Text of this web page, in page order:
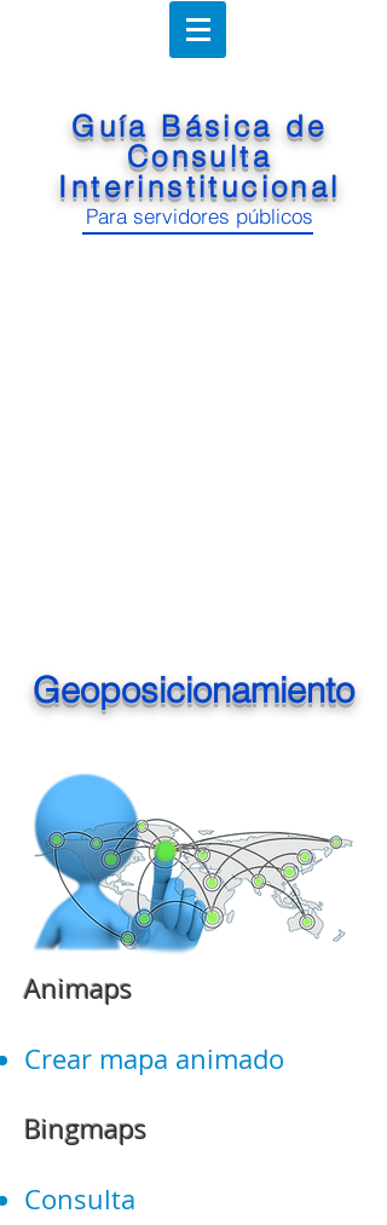
Guía Básica de
Consulta
Interinstitucional
Para servidores públicos
Geoposicionamiento
Animaps
Crear mapa animado
Bingmaps
Consulta